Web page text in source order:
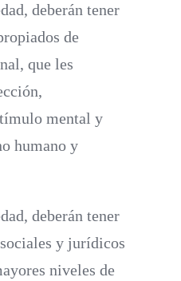
deberán tener
de
que les
mental y
humano y
deberán tener
y jurídicos
niveles de